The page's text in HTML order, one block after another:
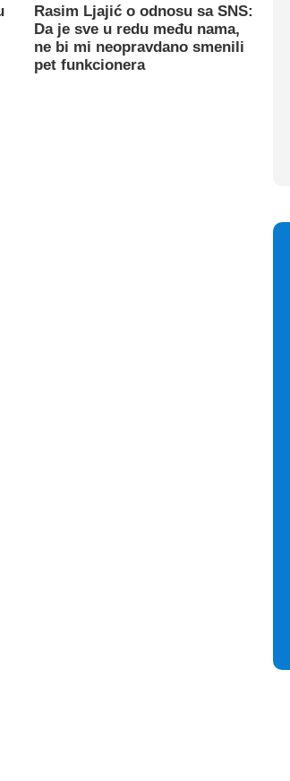
Rasim Ljajić o odnosu sa SNS:
Da je sve u redu među nama,
ne bi mi neopravdano smenili
pet funkcionera